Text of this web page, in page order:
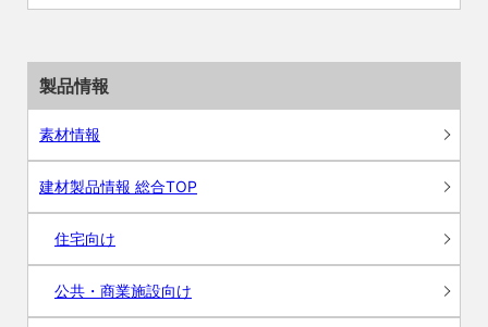
製品情報
素材情報
建材製品情報 総合TOP
住宅向け
公共・商業施設向け